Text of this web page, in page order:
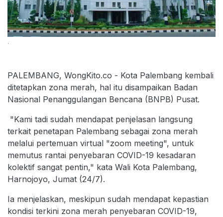
.
PALEMBANG, WongKito.co - Kota Palembang kembali
ditetapkan zona merah, hal itu disampaikan Badan
Nasional Penanggulangan Bencana (BNPB) Pusat.
"Kami tadi sudah mendapat penjelasan langsung
terkait penetapan Palembang sebagai zona merah
melalui pertemuan virtual "zoom meeting", untuk
memutus rantai penyebaran COVID-19 kesadaran
kolektif sangat pentin," kata Wali Kota Palembang,
Harnojoyo, Jumat (24/7).
Ia menjelaskan, meskipun sudah mendapat kepastian
kondisi terkini zona merah penyebaran COVID-19,